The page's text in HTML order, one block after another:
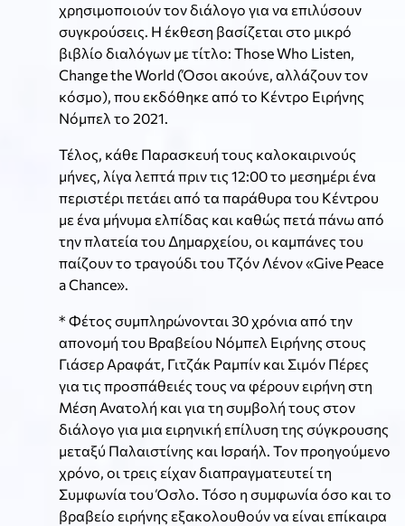
χρησιμοποιούν τον διάλογο για να επιλύσουν
συγκρούσεις. Η έκθεση βασίζεται στο μικρό
βιβλίο διαλόγων με τίτλο: Those Who Listen,
Change the World (Όσοι ακούνε, αλλάζουν τον
κόσμο), που εκδόθηκε από το Κέντρο Ειρήνης
Νόμπελ το 2021.
Τέλος, κάθε Παρασκευή τους καλοκαιρινούς
μήνες, λίγα λεπτά πριν τις 12:00 το μεσημέρι ένα
περιστέρι πετάει από τα παράθυρα του Κέντρου
με ένα μήνυμα ελπίδας και καθώς πετά πάνω από
την πλατεία του Δημαρχείου, οι καμπάνες του
παίζουν το τραγούδι του Τζόν Λένον «Give Peace
a Chance».
* Φέτος συμπληρώνονται 30 χρόνια από την
απονομή του Βραβείου Νόμπελ Ειρήνης στους
Γιάσερ Αραφάτ, Γιτζάκ Ραμπίν και Σιμόν Πέρες
για τις προσπάθειές τους να φέρουν ειρήνη στη
Μέση Ανατολή και για τη συμβολή τους στον
διάλογο για μια ειρηνική επίλυση της σύγκρουσης
μεταξύ Παλαιστίνης και Ισραήλ. Τον προηγούμενο
χρόνο, οι τρεις είχαν διαπραγματευτεί τη
Συμφωνία του Όσλο. Τόσο η συμφωνία όσο και το
βραβείο ειρήνης εξακολουθούν να είναι επίκαιρα